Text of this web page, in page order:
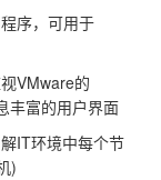
序，可用于
VMware的
丰富的用户界面
IT环境中每个节
)